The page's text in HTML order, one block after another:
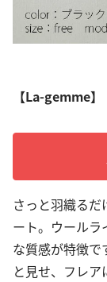
【La-gemme】
さっと羽織る
ート。ウール
な質感が特徴で
と見せ、フレ